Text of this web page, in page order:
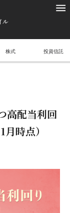
株式 投資信託
高配当利回
時点）